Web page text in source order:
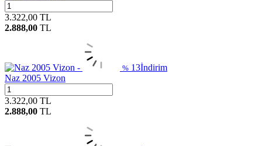
3.322,00 TL
2.888,00 TL
% 13İndirim
Naz 2005 Vizon
3.322,00 TL
2.888,00 TL